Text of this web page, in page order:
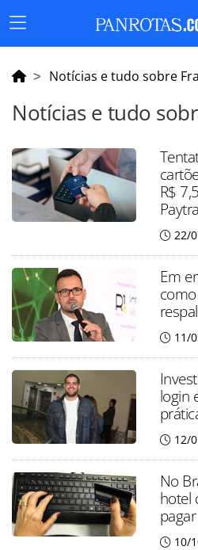
Menu
Principal
Notícias e tudo sobre
Notícias e tudo
R$
22/
Em
11/
login
12/
No
hotel
10/